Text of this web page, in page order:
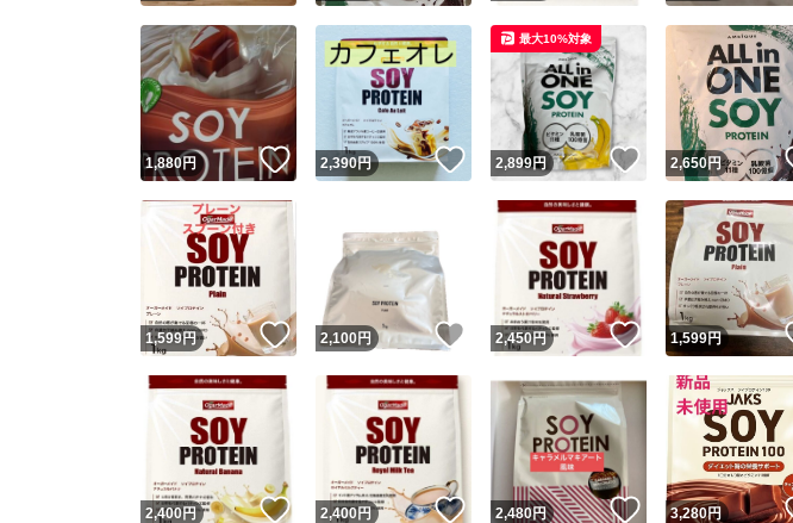
ユーザーの
1,880円 いいね！
2,390円 いいね！
2,899円 いいね！
最大10%対象
2,650円
1,599円 いいね！
2,100円 いいね！
2,450円 いいね！
1,599円
2,400円 いいね！
2,400円 いいね！
2,480円 いいね！
3,280円